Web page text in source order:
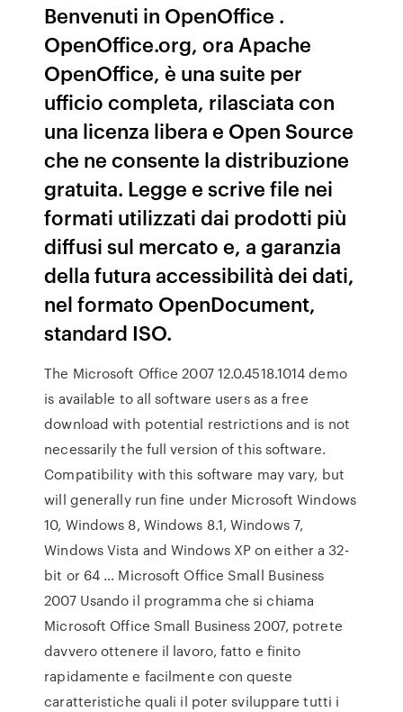
Benvenuti in OpenOffice .
OpenOffice.org, ora Apache
OpenOffice, è una suite per
ufficio completa, rilasciata con
una licenza libera e Open Source
che ne consente la distribuzione
gratuita. Legge e scrive file nei
formati utilizzati dai prodotti più
diffusi sul mercato e, a garanzia
della futura accessibilità dei dati,
nel formato OpenDocument,
standard ISO.
The Microsoft Office 2007 12.0.4518.1014 demo
is available to all software users as a free
download with potential restrictions and is not
necessarily the full version of this software.
Compatibility with this software may vary, but
will generally run fine under Microsoft Windows
10, Windows 8, Windows 8.1, Windows 7,
Windows Vista and Windows XP on either a 32-
bit or 64 … Microsoft Office Small Business
2007 Usando il programma che si chiama
Microsoft Office Small Business 2007, potrete
davvero ottenere il lavoro, fatto e finito
rapidamente e facilmente con queste
caratteristiche quali il poter sviluppare tutti i